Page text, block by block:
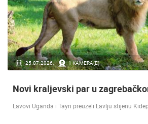
16.07.2018. 9 KAMERA(E)
Doček Vatrenih u Zagrebu nakon